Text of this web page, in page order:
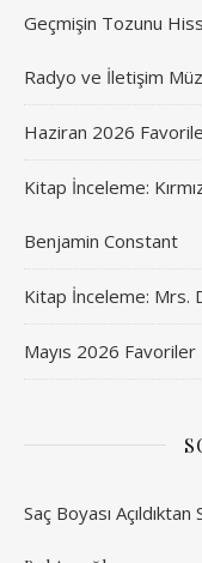
Geçmişin Tozunu
Radyo ve İletişim
Haziran 2026
Kitap İnceleme:
Benjamin Constant
Kitap İnceleme: Mrs.
Mayıs 2026 Favoriler
Saç Boyası Açıldıktan